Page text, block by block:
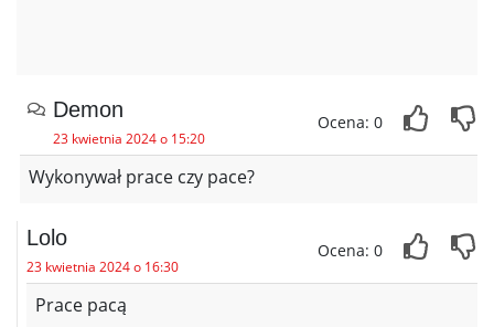
Demon
23 kwietnia 2024 o 15:20
Ocena: 0
Wykonywał prace czy pace?
Lolo
23 kwietnia 2024 o 16:30
Ocena: 0
Prace pacą